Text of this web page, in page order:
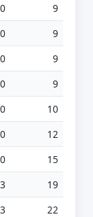
0
9
0
9
0
9
0
9
0
10
0
12
0
15
3
19
3
22